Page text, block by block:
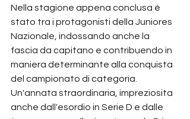
Nella stagione appena conclusa è
stato tra i protagonisti della Juniores
Nazionale, indossando anche la
fascia da capitano e contribuendo in
maniera determinante alla conquista
del campionato di categoria.
Un'annata straordinaria, impreziosita
anche dall'esordio in Serie D e dalle